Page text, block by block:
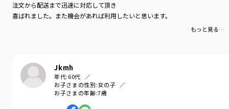
注文から配送まで迅速に対応して頂き
喜ばれました。また機会があれば利用したいと思います。
もっと見る…
Jkmh
年代:60代
お子さまの性別:女の子
お子さまの年齢:7歳